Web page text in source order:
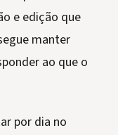
e edição que
manter
ao que o
por dia no